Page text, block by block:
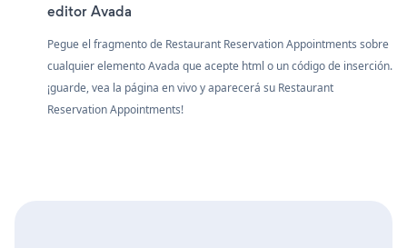
editor Avada
Pegue el fragmento de Restaurant Reservation Appointments sobre
cualquier elemento Avada que acepte html o un código de inserción.
¡guarde, vea la página en vivo y aparecerá su Restaurant
Reservation Appointments!